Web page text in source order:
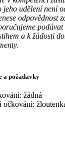
jeho udělení není
odpovědnost
podávat
a k žádosti
a požadavky
žádná
očkování: